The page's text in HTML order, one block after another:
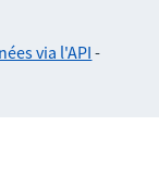
via l'API -